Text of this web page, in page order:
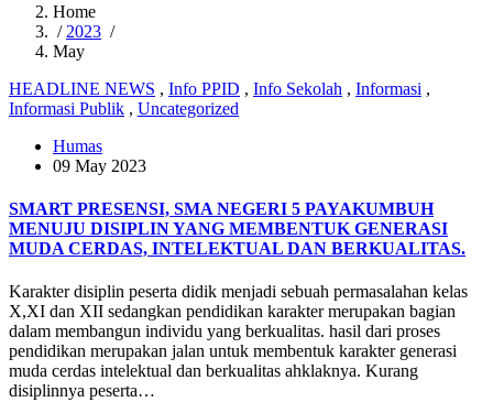
Home
/ 2023 /
May
HEADLINE NEWS , Info PPID , Info Sekolah , Informasi ,
Informasi Publik , Uncategorized
Humas
09 May 2023
SMART PRESENSI, SMA NEGERI 5 PAYAKUMBUH
MENUJU DISIPLIN YANG MEMBENTUK GENERASI
MUDA CERDAS, INTELEKTUAL DAN BERKUALITAS.
Karakter disiplin peserta didik menjadi sebuah permasalahan kelas
X,XI dan XII sedangkan pendidikan karakter merupakan bagian
dalam membangun individu yang berkualitas. hasil dari proses
pendidikan merupakan jalan untuk membentuk karakter generasi
muda cerdas intelektual dan berkualitas ahklaknya. Kurang
disiplinnya peserta…